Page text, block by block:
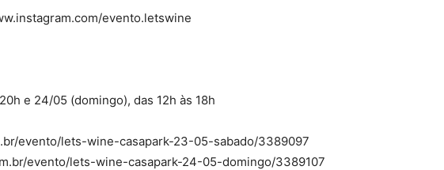
evento.letswine
e 24/05 (domingo), das 12h às 18h
evento/lets-wine-casapark-23-05-sabado/3389097
evento/lets-wine-casapark-24-05-domingo/3389107